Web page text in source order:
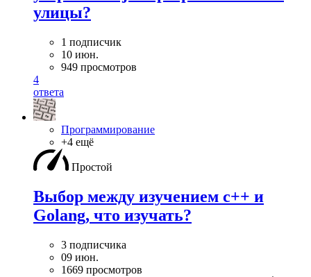
улицы?
1 подписчик
10 июн.
949 просмотров
4
ответа
Программирование
+4 ещё
Простой
Выбор между изучением c++ и
Golang, что изучать?
3 подписчика
09 июн.
1669 просмотров